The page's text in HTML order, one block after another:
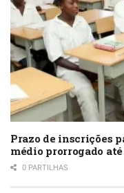
Prazo de inscrições
médio prorrogado
0 PARTILHAS